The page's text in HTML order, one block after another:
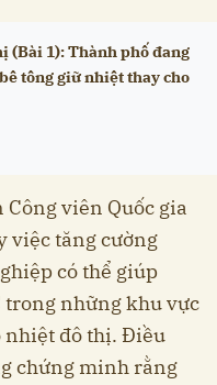
(Bài 1): Thành phố đang
tông giữ nhiệt thay cho
Công viên Quốc gia
việc tăng cường
có thể giúp
trong những khu vực
nhiệt đô thị. Điều
chứng minh rằng